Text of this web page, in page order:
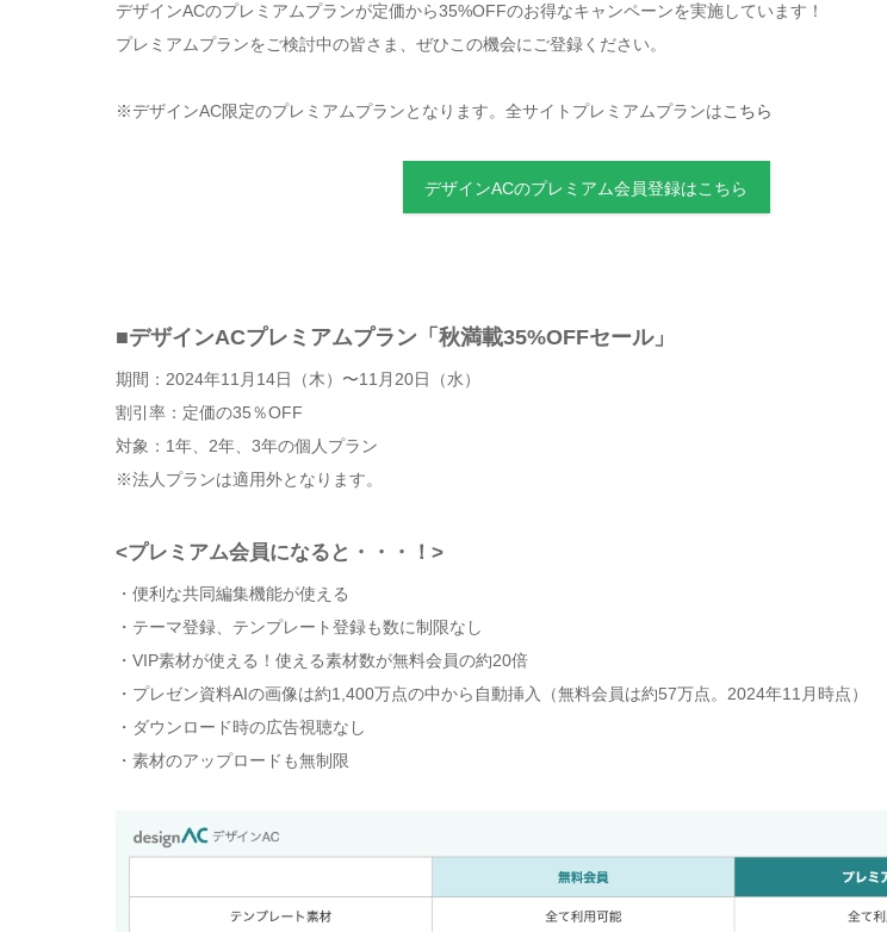
デザインACのプレミアムプランが定価から35%OFFのお得なキャンペーンを実施しています！
プレミアムプランをご検討中の皆さま、ぜひこの機会にご登録ください。
※デザインAC限定のプレミアムプランとなります。全サイトプレミアムプランはこちら
デザインACのプレミアム会員登録はこちら
■デザインACプレミアムプラン「秋満載35%OFFセール」
期間：2024年11月14日（木）〜11月20日（水）
割引率：定価の35％OFF
対象：1年、2年、3年の個人プラン
※法人プランは適用外となります。
<プレミアム会員になると・・・！>
・便利な共同編集機能が使える
・テーマ登録、テンプレート登録も数に制限なし
・VIP素材が使える！使える素材数が無料会員の約20倍
・プレゼン資料AIの画像は約1,400万点の中から自動挿入（無料会員は約57万点。2024年11月時点）
・ダウンロード時の広告視聴なし
・素材のアップロードも無制限